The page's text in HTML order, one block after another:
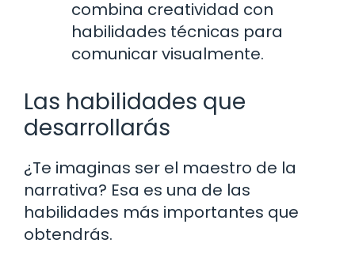
combina creatividad con
habilidades técnicas para
comunicar visualmente.
Las habilidades que
desarrollarás
¿Te imaginas ser el maestro de la
narrativa? Esa es una de las
habilidades más importantes que
obtendrás.